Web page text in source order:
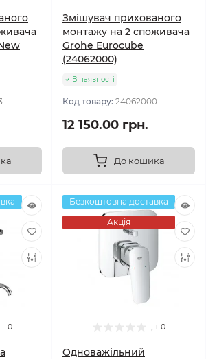
Змішувач прихованого
монтажу на 2 споживача
Grohe Eurocube
(24062000)
В наявності
Код товару: 24062000
12 150.00 грн.
До кошика
0
Безкоштовна доставка
Акція
0
Одноважільний